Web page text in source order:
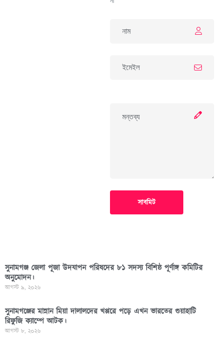
সাবমিট
সুনামগঞ্জ জেলা পূজা উদযাপন পরিষদের ৮১ সদস্য বিশিষ্ঠ পূর্ণাঙ্গ কমিটির
অনুমোদন।
আগস্ট ৯, ২০২৬
সুনামগঞ্জের মান্নান মিয়া দালালদের খপ্পরে পড়ে এখন ভারতের গুয়াহাটি
রিফুজি ক্যাম্পে আটক।
আগস্ট ৮, ২০২৬